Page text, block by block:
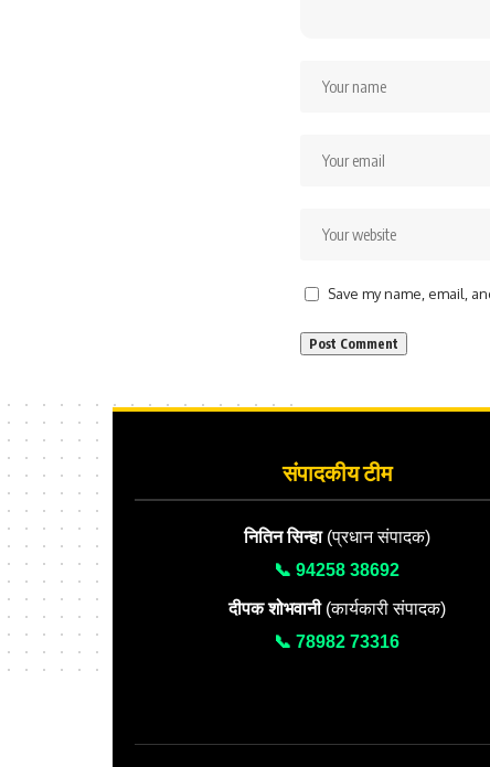
Save my name, email,
संपादकीय टीम
नितिन सिन्हा(प्रधान संपादक)
📞 94258 38692
दीपक शोभवानी(कार्यकारी संपादक)
📞 78982 73316